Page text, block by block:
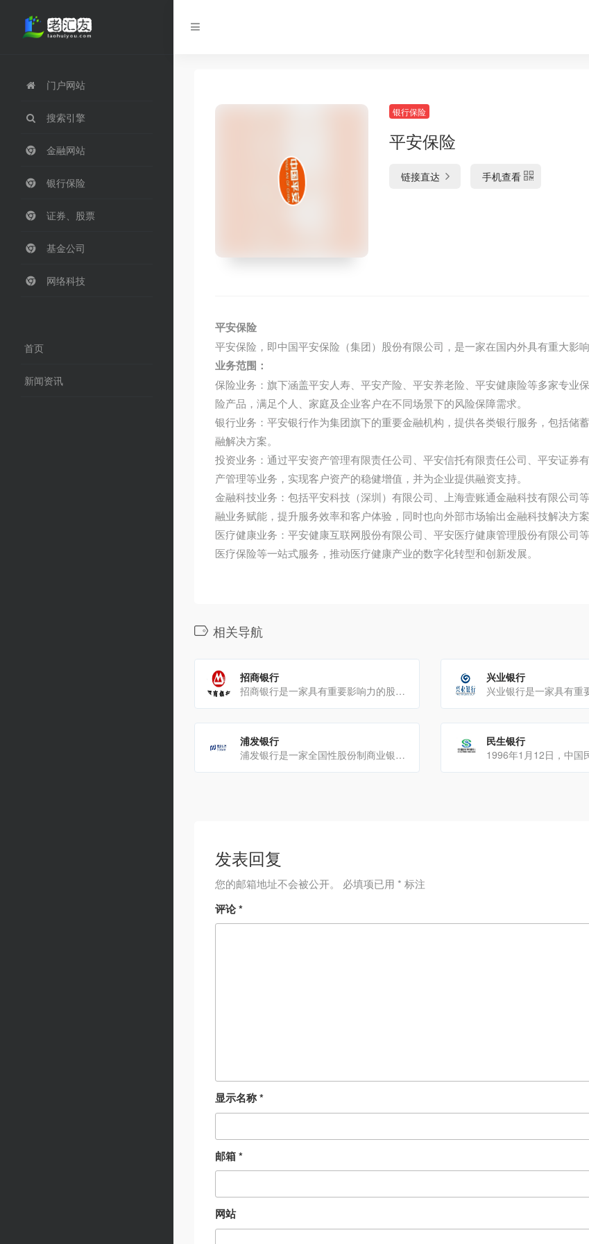
门户网站
搜索引擎
金融网站
银行保险
证券、股票
基金公司
网络科技
首页
新闻资讯
银行保险
平安保险
链接直达 手机查看
平安保险
平安保险，即中国平安保险（集团）股份有限公司，是一家在国内外具有重大影
业务范围：
保险业务：旗下涵盖平安人寿、平安产险、平安养老险、平安健康险等多家专业
险产品，满足个人、家庭及企业客户在不同场景下的风险保障需求。
银行业务：平安银行作为集团旗下的重要金融机构，提供各类银行服务，包括储
融解决方案。
投资业务：通过平安资产管理有限责任公司、平安信托有限责任公司、平安证券
产管理等业务，实现客户资产的稳健增值，并为企业提供融资支持。
金融科技业务：包括平安科技（深圳）有限公司、上海壹账通金融科技有限公司
融业务赋能，提升服务效率和客户体验，同时也向外部市场输出金融科技解决方案
医疗健康业务：平安健康互联网股份有限公司、平安医疗健康管理股份有限公司
医疗保险等一站式服务，推动医疗健康产业的数字化转型和创新发展。
相关导航
招商银行
招商银行是一家具有重要影响力的股份制商业银行业务范围零售业务：提供基于“一卡通”多功能借记卡、信用卡的[…]
兴业银行
浦发银行
浦发银行是一家全国性股份制商业银行，以下是关于它的详细介绍：发展历程成立与开业：1992年8月，经中[…]
民生银行
发表回复
您的邮箱地址不会被公开。 必填项已用 * 标注
评论*
显示名称*
邮箱*
网站